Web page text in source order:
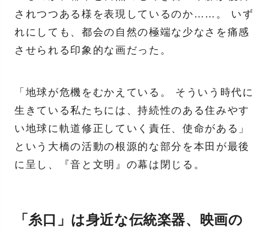
されつつある様を表現しているのか……。 いず
れにしても、都会の自然の極端な少なさを痛感
させられる印象的な画だった。
「地球が危機をむかえている。 そういう時代に
生きている私たちには、持続性のある住みやす
い地球に軌道修正していく責任、使命がある」
という大橋の活動の根源的な部分を本田が最後
に呈し、『音と文明』の幕は閉じる。
「糸口」は身近な伝統楽器、映画の